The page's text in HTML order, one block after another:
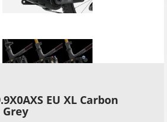
EU XL Carbon